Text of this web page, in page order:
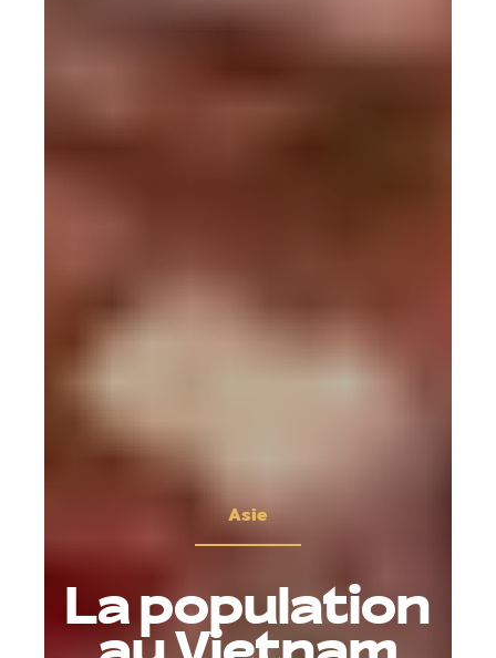
Asie
La population